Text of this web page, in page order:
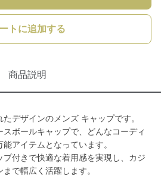
トに追加する
商品説明
デザインのメンズ キャップです。
ボールキャップで、どんなコーディ
アイテムとなっています。
付きで快適な着用感を実現し、カジ
で幅広く活躍します。